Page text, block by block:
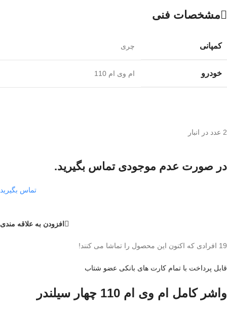
مشخصات فنی
کمپانی چری
خودرو ام وی ام 110
2 عدد در انبار
در صورت عدم موجودی تماس بگیرید.
تماس بگیرید
افزودن به علاقه مندی
19 افرادی که اکنون این محصول را تماشا می کنند!
قابل پرداخت با تمام کارت های بانکی عضو شتاب
واشر کامل ام وی ام 110 چهار سیلندر